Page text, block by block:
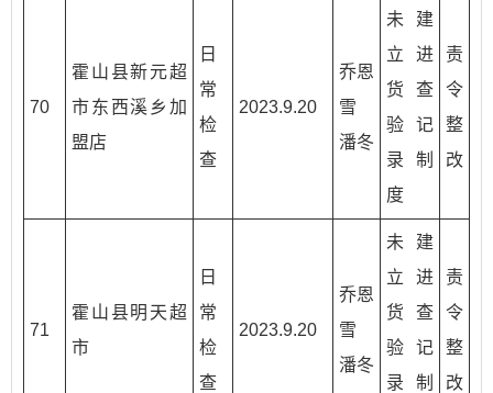
70
霍山县新元超
市东西溪乡加
盟店
日
常
检
查
2023.9.20
乔恩
雪
潘冬
未建
立进
货查
验记
录制
度
责
令
整
改
71
霍山县明天超
市
日
常
检
查
2023.9.20
乔恩
雪
潘冬
未建
立进
货查
验记
录制
责
令
整
改